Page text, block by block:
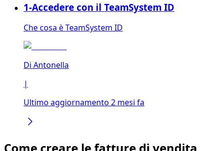
1-Accedere con il TeamSystem ID
Che cosa è TeamSystem ID
Di Antonella
|
Ultimo aggiornamento 2 mesi fa